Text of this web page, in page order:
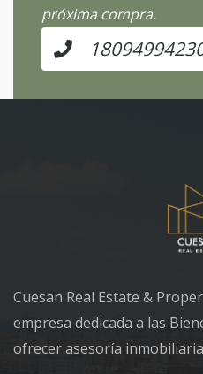
próxima compra.
Cuesan Real Estate &
empresa dedicada a las
ofrecer asesoría